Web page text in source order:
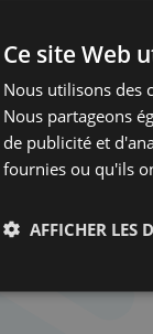
Horvilleur
Ce site Web
Nous utilisons des
Nous partageons
de publicité et
fournies ou qu'ils
AFFICHER LES